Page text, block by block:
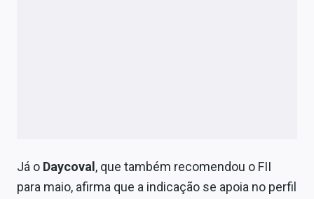
Já o Daycoval , que também recomendou o FII
para maio, afirma que a indicação se apoia no perfil